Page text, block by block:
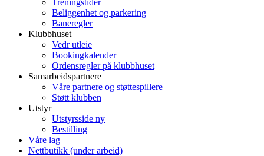
Treningstider
Beliggenhet og parkering
Baneregler
Klubbhuset
Vedr utleie
Bookingkalender
Ordensregler på klubbhuset
Samarbeidspartnere
Våre partnere og støttespillere
Støtt klubben
Utstyr
Utstyrsside ny
Bestilling
Våre lag
Nettbutikk (under arbeid)